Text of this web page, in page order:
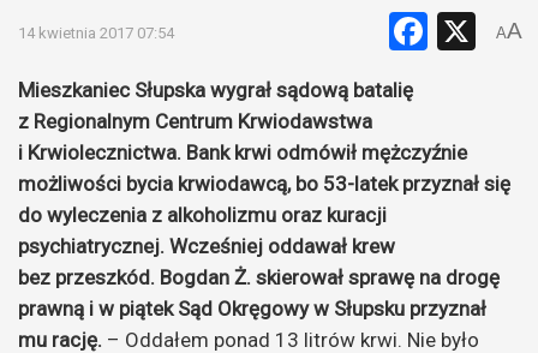
14 kwietnia 2017 07:54 X
AA
Mieszkaniec Słupska wygrał sądową batalię
z Regionalnym Centrum Krwiodawstwa
i Krwiolecznictwa. Bank krwi odmówił mężczyźnie
możliwości bycia krwiodawcą, bo 53-latek przyznał się
do wyleczenia z alkoholizmu oraz kuracji
psychiatrycznej. Wcześniej oddawał krew
bez przeszkód. Bogdan Ż. skierował sprawę na drogę
prawną i w piątek Sąd Okręgowy w Słupsku przyznał
mu rację. – Oddałem ponad 13 litrów krwi. Nie było